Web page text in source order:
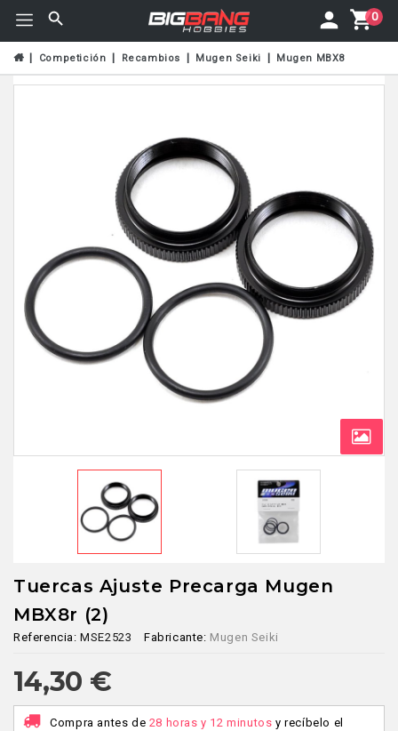
0
Competición Recambios Mugen Seiki Mugen MBX8
Tuercas Ajuste Precarga Mugen
MBX8r (2)
Referencia: MSE2523 Fabricante: Mugen Seiki
14,30 €
Compra antes de 28 horas y 12 minutos y recíbelo el